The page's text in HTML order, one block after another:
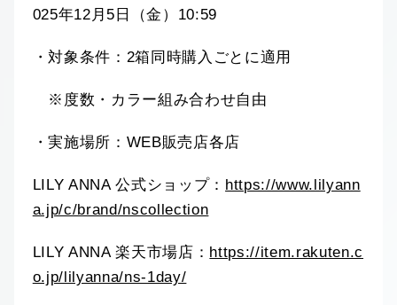
025年12月5日（金）10:59
・対象条件：2箱同時購入ごとに適用
※度数・カラー組み合わせ自由
・実施場所：WEB販売店各店
LILY ANNA 公式ショップ： https://www.lilyann
a.jp/c/brand/nscollection
LILY ANNA 楽天市場店： https://item.rakuten.c
o.jp/lilyanna/ns-1day/